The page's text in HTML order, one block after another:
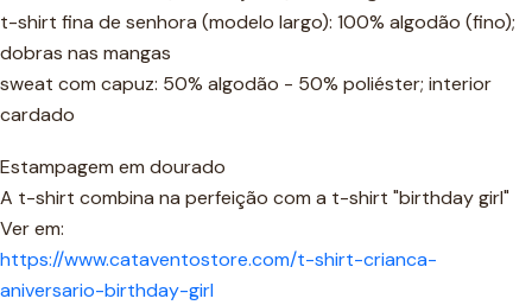
t-shirt fina de senhora (modelo largo): 100% algodão (fino);
dobras nas mangas
sweat com capuz: 50% algodão - 50% poliéster; interior
cardado
Estampagem em dourado
A t-shirt combina na perfeição com a t-shirt "birthday girl"
Ver em:
https://www.cataventostore.com/t-shirt-crianca-
aniversario-birthday-girl